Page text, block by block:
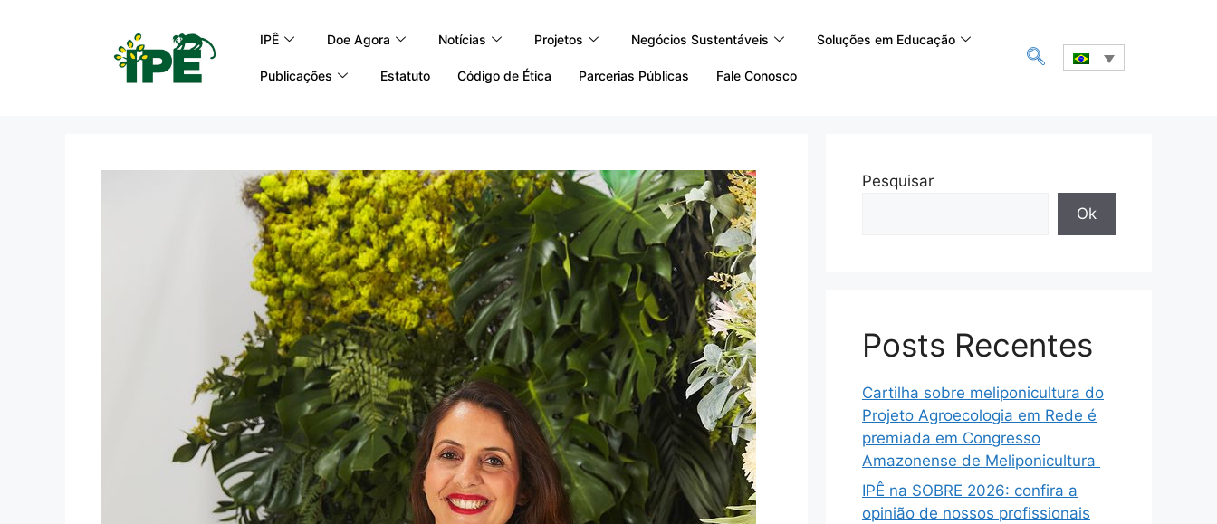
IPÊ Doe Agora Notícias Projetos Negócios Sustentáveis Soluções em Educação
Publicações Estatuto Código de Ética Parcerias Públicas Fale Conosco
Pesquisar
Ok
Posts Recentes
Cartilha sobre meliponicultura do
Projeto Agroecologia em Rede é
premiada em Congresso
Amazonense de Meliponicultura
IPÊ na SOBRE 2026: confira a
opinião de nossos profissionais